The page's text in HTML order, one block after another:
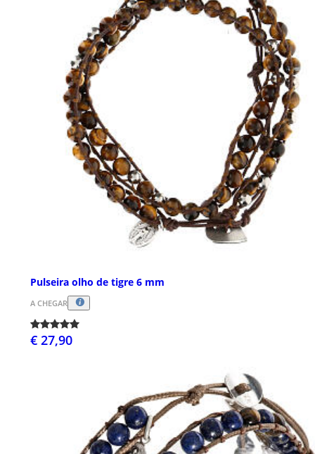
Pulseira olho de tigre 6 mm
A CHEGAR
€ 27,90